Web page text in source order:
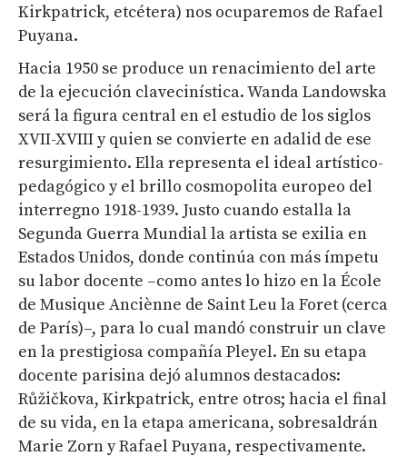
Kirkpatrick, etcétera) nos ocuparemos de Rafael
Puyana.
Hacia 1950 se produce un renacimiento del arte
de la ejecución clavecinística. Wanda Landowska
será la figura central en el estudio de los siglos
XVII-XVIII y quien se convierte en adalid de ese
resurgimiento. Ella representa el ideal artístico-
pedagógico y el brillo cosmopolita europeo del
interregno 1918-1939. Justo cuando estalla la
Segunda Guerra Mundial la artista se exilia en
Estados Unidos, donde continúa con más ímpetu
su labor docente –como antes lo hizo en la École
de Musique Anciènne de Saint Leu la Foret (cerca
de París)–, para lo cual mandó construir un clave
en la prestigiosa compañía Pleyel. En su etapa
docente parisina dejó alumnos destacados:
Růžičkova, Kirkpatrick, entre otros; hacia el final
de su vida, en la etapa americana, sobresaldrán
Marie Zorn y Rafael Puyana, respectivamente.